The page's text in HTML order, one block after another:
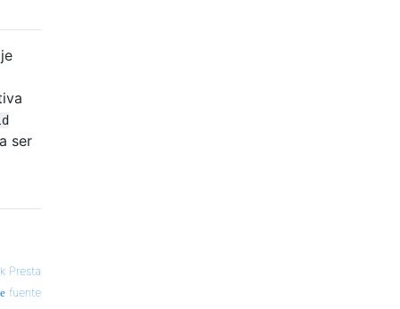
ser
Presta
fuente